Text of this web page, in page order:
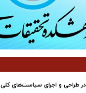
در طراحی و اجرای سیاست‌های کلی